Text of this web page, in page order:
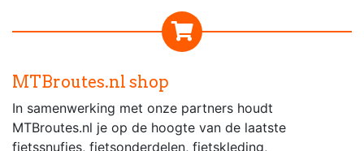
MTBroutes.nl shop
In samenwerking met onze partners houdt
MTBroutes.nl je op de hoogte van de laatste
fietssnufjes, fietsonderdelen, fietskleding,